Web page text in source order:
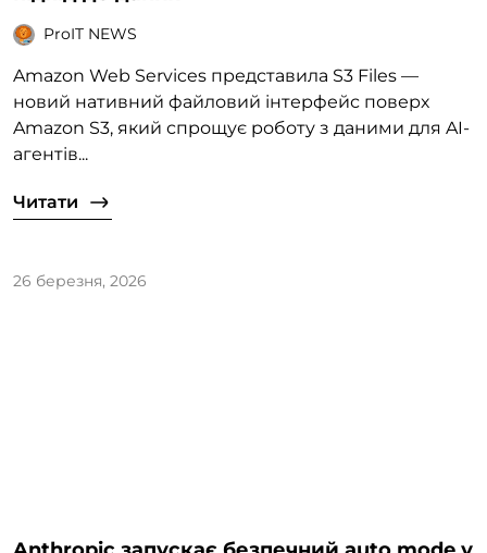
ProIT NEWS
Amazon Web Services представила S3 Files —
новий нативний файловий інтерфейс поверх
Amazon S3, який спрощує роботу з даними для AI-
агентів...
Читати
26 березня, 2026